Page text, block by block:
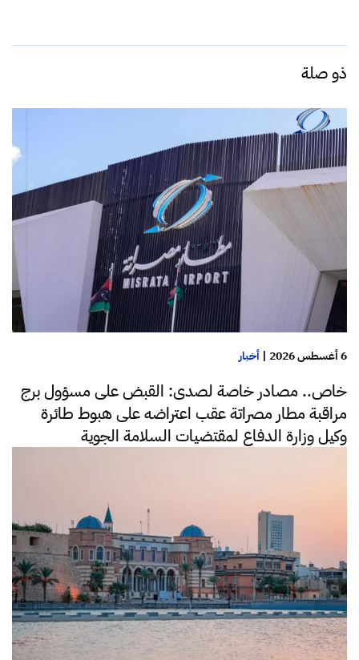
ذو صلة
6 أغسطس 2026 | أخبار
خاص.. مصادر خاصة لصدى: القبض على مسؤول برج
مراقبة مطار مصراتة عقب اعتراضه على هبوط طائرة
وكيل وزارة الدفاع لمقتضيات السلامة الجوية